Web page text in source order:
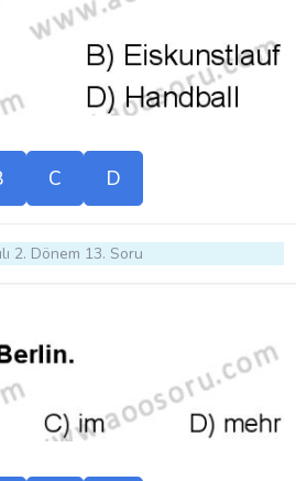
C D
2. Dönem 13. Soru